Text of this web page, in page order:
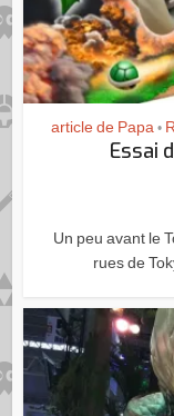
article de Papa •
Essai
Un peu avant le
rues de